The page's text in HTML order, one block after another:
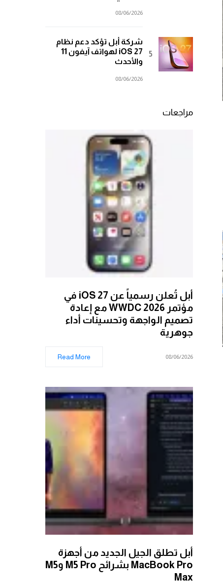
08/06/2026
شركة أبل تؤكد دعم نظام
iOS 27 لهواتف آيفون 11
والأحدث
08/06/2026
مراجعات
أبل تُعلن رسمياً عن iOS 27 في
مؤتمر WWDC 2026 مع إعادة
تصميم الواجهة وتحسينات أداء
جوهرية
08/06/2026
Read More
أبل تطلق الجيل الجديد من أجهزة
MacBook Pro بشرائح M5 Pro وM5
Max